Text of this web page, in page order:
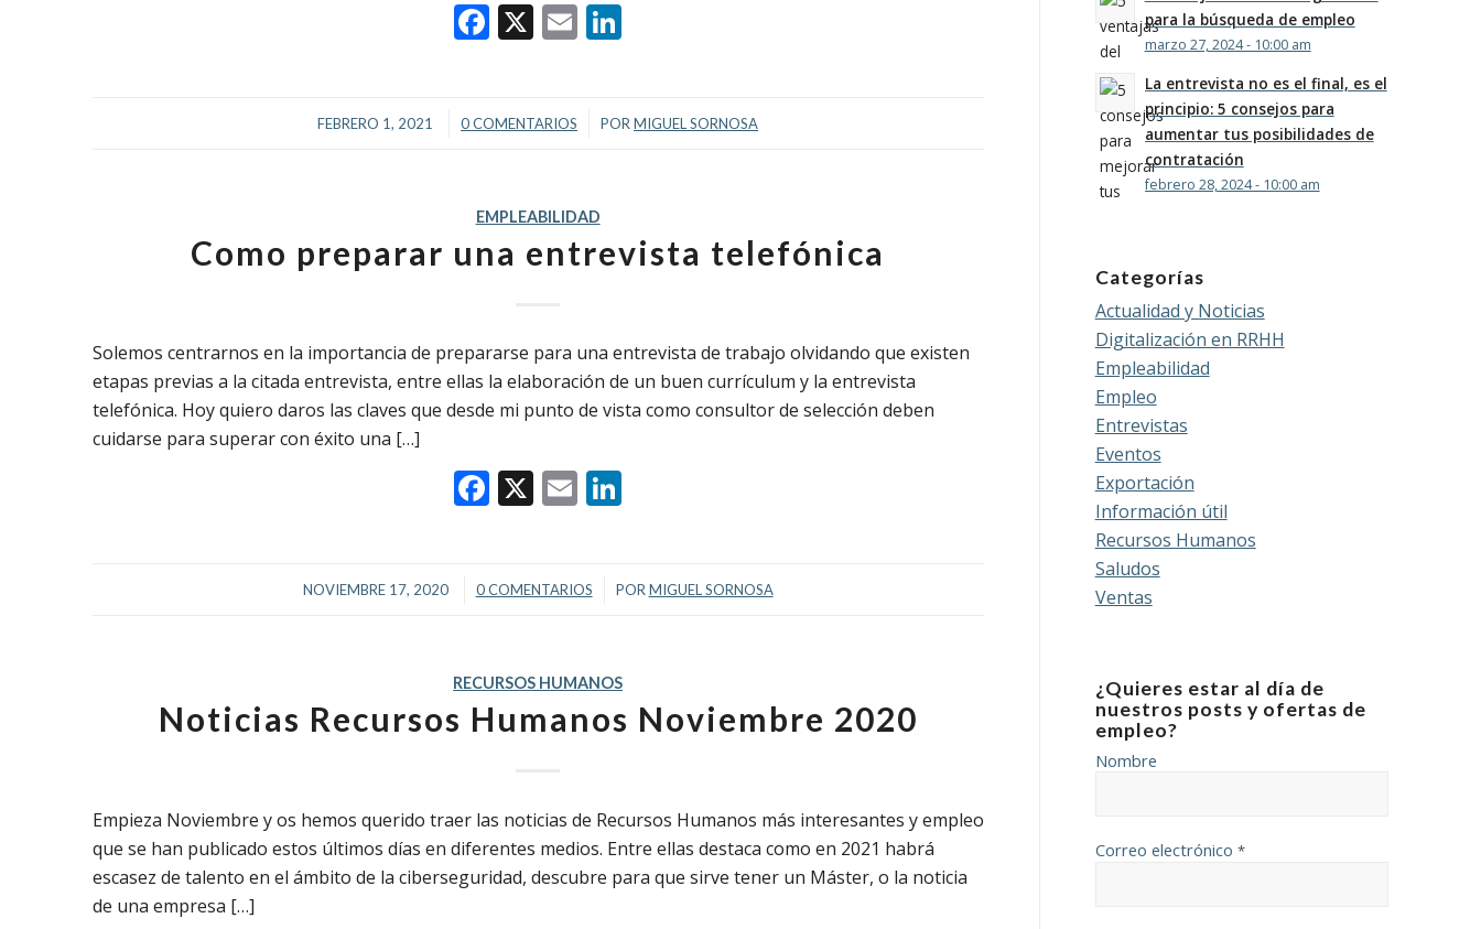
Facebook
X Email
FEBRERO 1, 2021
/ 0 COMENTARIOS
/ PORMIGUEL SORNOSA
EMPLEABILIDAD
Como preparar una entrevista telefónica
Solemos centrarnos en la importancia de prepararse para una entrevista de trabajo olvidando que existen
etapas previas a la citada entrevista, entre ellas la elaboración de un buen currículum y la entrevista
telefónica. Hoy quiero daros las claves que desde mi punto de vista como consultor de selección deben
cuidarse para superar con éxito una […]
Facebook
X Email
NOVIEMBRE 17, 2020
/ 0 COMENTARIOS
/ PORMIGUEL SORNOSA
RECURSOS HUMANOS
Noticias Recursos Humanos Noviembre 2020
Empieza Noviembre y os hemos querido traer las noticias de Recursos Humanos más interesantes y empleo
que se han publicado estos últimos días en diferentes medios. Entre ellas destaca como en 2021 habrá
escasez de talento en el ámbito de la ciberseguridad, descubre para que sirve tener un Máster, o la noticia
de una empresa […]
para la búsqueda de empleo
marzo 27, 2024 - 10:00 am
La entrevista no es el final, es el
principio: 5 consejos para
aumentar tus posibilidades de
contratación
febrero 28, 2024 - 10:00 am
Categorías
Actualidad y Noticias
Digitalización en RRHH
Empleabilidad
Empleo
Entrevistas
Eventos
Exportación
Información útil
Recursos Humanos
Saludos
Ventas
¿Quieres estar al día de
nuestros posts y ofertas de
empleo?
Nombre
Correo electrónico *